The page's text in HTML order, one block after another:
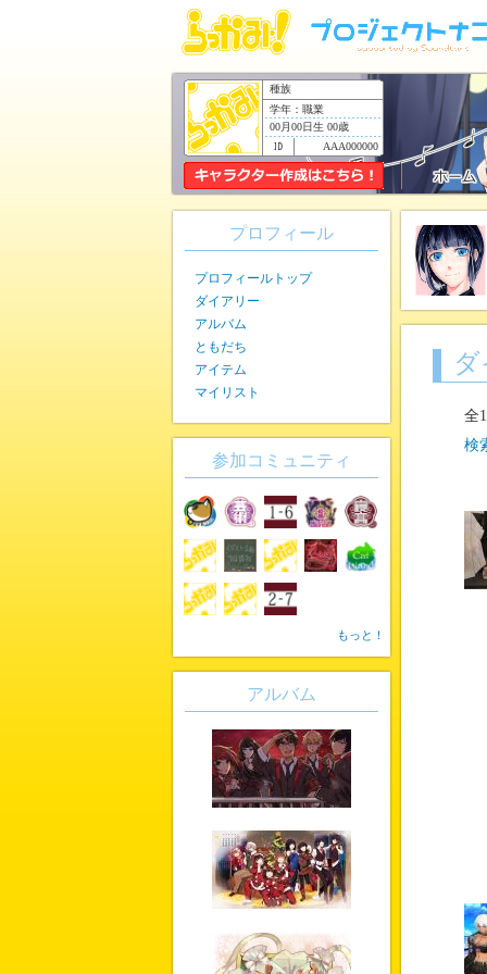
種族
学年：職業
00月00日生 00歳
AAA000000
全
検
プロフィール
プロフィールトップ
ダイアリー
アルバム
ともだち
アイテム
マイリスト
参加コミュニティ
もっと！
アルバム